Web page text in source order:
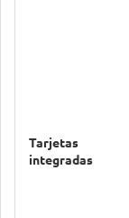
Tarjetas
integradas